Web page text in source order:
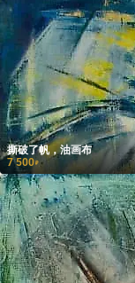
撕破了帆，油画布
7 500₽